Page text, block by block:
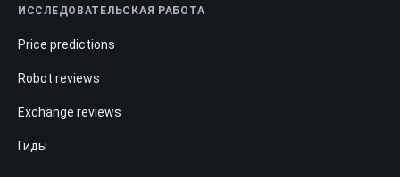
ИССЛЕДОВАТЕЛЬСКАЯ РАБОТА
Price predictions
Robot reviews
Exchange reviews
Гиды